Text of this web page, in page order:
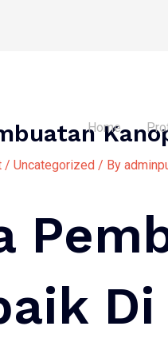
Home
/ Uncategorized / By